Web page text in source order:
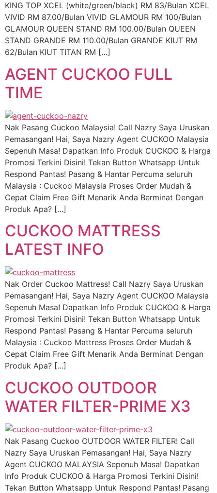
KING TOP XCEL (white/green/black) RM 83/Bulan XCEL
VIVID RM 87.00/Bulan VIVID GLAMOUR RM 100/Bulan
GLAMOUR QUEEN STAND RM 100.00/Bulan QUEEN
STAND GRANDE RM 110.00/Bulan GRANDE KIUT RM
62/Bulan KIUT TITAN RM […]
AGENT CUCKOO FULL
TIME
Nak Pasang Cuckoo Malaysia! Call Nazry Saya Uruskan
Pemasangan! Hai, Saya Nazry Agent CUCKOO Malaysia
Sepenuh Masa! Dapatkan Info Produk CUCKOO & Harga
Promosi Terkini Disini! Tekan Button Whatsapp Untuk
Respond Pantas! Pasang & Hantar Percuma seluruh
Malaysia : Cuckoo Malaysia Proses Order Mudah &
Cepat Claim Free Gift Menarik Anda Berminat Dengan
Produk Apa? […]
CUCKOO MATTRESS
LATEST INFO
Nak Order Cuckoo Mattress! Call Nazry Saya Uruskan
Pemasangan! Hai, Saya Nazry Agent CUCKOO Malaysia
Sepenuh Masa! Dapatkan Info Produk CUCKOO & Harga
Promosi Terkini Disini! Tekan Button Whatsapp Untuk
Respond Pantas! Pasang & Hantar Percuma seluruh
Malaysia : Cuckoo Mattress Proses Order Mudah &
Cepat Claim Free Gift Menarik Anda Berminat Dengan
Produk Apa? […]
CUCKOO OUTDOOR
WATER FILTER-PRIME X3
Nak Pasang Cuckoo OUTDOOR WATER FILTER! Call
Nazry Saya Uruskan Pemasangan! Hai, Saya Nazry
Agent CUCKOO MALAYSIA Sepenuh Masa! Dapatkan
Info Produk CUCKOO & Harga Promosi Terkini Disini!
Tekan Button Whatsapp Untuk Respond Pantas! Pasang